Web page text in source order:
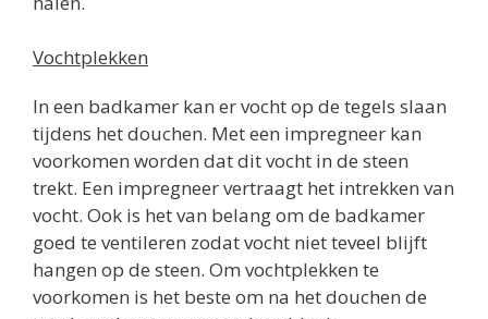
Vochtplekken
In een badkamer kan er vocht op de tegels slaan
tijdens het douchen. Met een impregneer kan
voorkomen worden dat dit vocht in de steen
trekt. Een impregneer vertraagt het intrekken van
vocht. Ook is het van belang om de badkamer
goed te ventileren zodat vocht niet teveel blijft
hangen op de steen. Om vochtplekken te
voorkomen is het beste om na het douchen de